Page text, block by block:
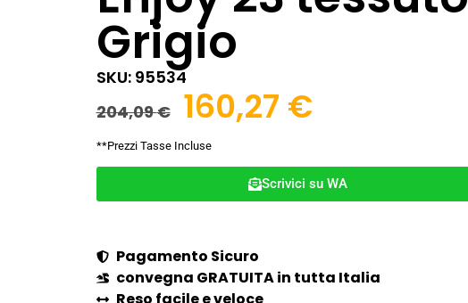
Grigio
SKU: 95534
204,09€ 160,27 €
**Prezzi Tasse Incluse
Scrivici su WA
Pagamento Sicuro
convegna GRATUITA in tutta Italia